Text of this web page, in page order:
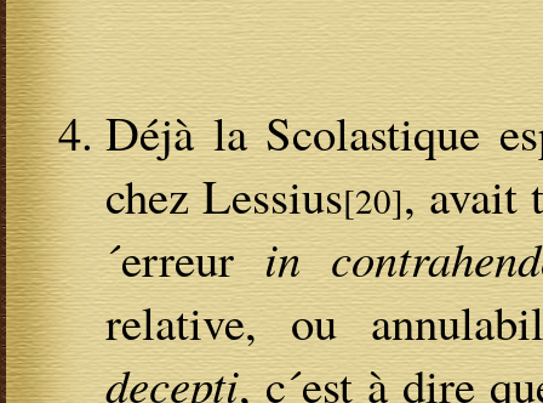
Déjà la Scolastique
chez Lessius[20], avait
´erreurin
relative, ou
decepti, c´est à dire